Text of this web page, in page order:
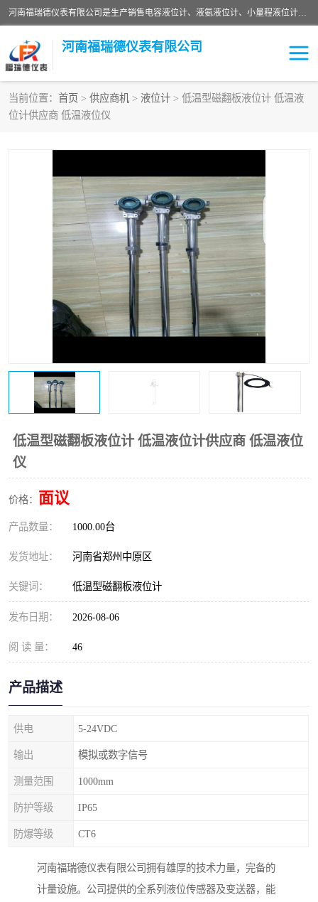
河南福瑞德仪表有限公司是生产销售电容液位计、液氨液位计、小量程液位计定制、智能锅炉水位计、液氮液位计等；并在产品开发、研制的过程中，吸取国内外仪器仪表的技术精华，建立了一支高、精、尖的科研开发队伍，使产品性能不断升级。
河南福瑞德仪表有限公司
当前位置： 首页 > 供应商机 > 液位计 > 低温型磁翻板液位计 低温液
位计供应商 低温液位仪
低温型磁翻板液位计 低温液位计供应商 低温液位
仪
价格： 面议
产品数量： 1000.00台
发货地址： 河南省郑州中原区
关键词： 低温型磁翻板液位计
发布日期： 2026-08-06
阅 读 量： 46
产品描述
供电 5-24VDC
输出 模拟或数字信号
测量范围 1000mm
防护等级 IP65
防爆等级 CT6
河南福瑞德仪表有限公司拥有雄厚的技术力量，完备的
计量设施。公司提供的全系列液位传感器及变送器，能
液位计
液氮液位计
差压变送器 液位计传感器定制
物位计
油量传感器 测漏仪
温度变送器 锅炉水位计
智能锅炉水位计 电容液位计
流量仪表 加油站液位仪